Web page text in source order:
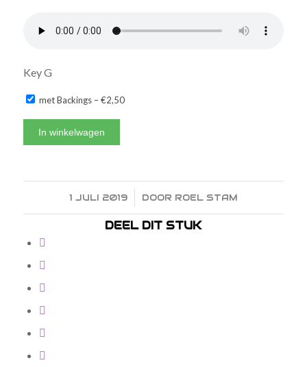
Key G
met Backings–€2,50
In winkelwagen
1 JULI 2019
/ DOOR ROEL STAM
DEEL DIT STUK